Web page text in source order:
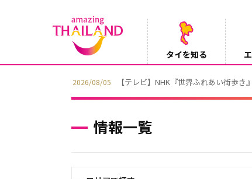
タイを知る
2026/08/05 【テレビ】NHK『世界ふれあい街歩
情報一覧